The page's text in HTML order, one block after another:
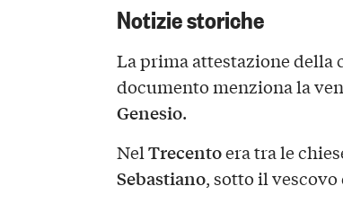
Notizie storiche
La prima attestazione della
documento menziona la
Genesio.
NelTrecentoera tra le
Sebastiano, sotto il vescovo